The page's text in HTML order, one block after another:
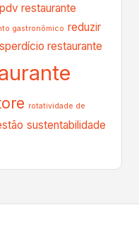
pdv restaurante
gastronômico reduzir
restaurante
rotatividade de
sustentabilidade